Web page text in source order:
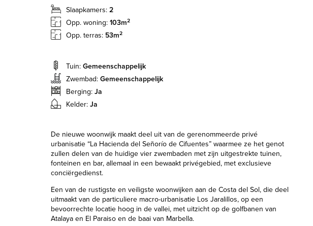
Slaapkamers: 2
Opp. woning: 103m2
Opp. terras: 53m2
Tuin: Gemeenschappelijk
Zwembad: Gemeenschappelijk
Berging: Ja
Kelder: Ja
De nieuwe woonwijk maakt deel uit van de gerenommeerde privé
urbanisatie “La Hacienda del Señorío de Cifuentes” waarmee ze het genot
zullen delen van de huidige vier zwembaden met zijn uitgestrekte tuinen,
fonteinen en bar, allemaal in een bewaakt privégebied, met exclusieve
conciërgedienst.
Een van de rustigste en veiligste woonwijken aan de Costa del Sol, die deel
uitmaakt van de particuliere macro-urbanisatie Los Jaralillos, op een
bevoorrechte locatie hoog in de vallei, met uitzicht op de golfbanen van
Atalaya en El Paraiso en de baai van Marbella.